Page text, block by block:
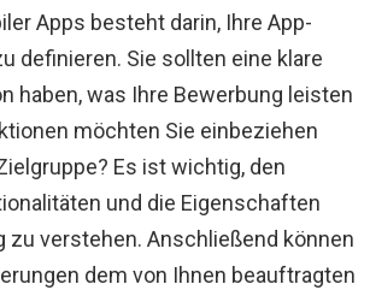
Apps besteht darin, Ihre App-
definieren. Sie sollten eine klare
haben, was Ihre Bewerbung leisten
möchten Sie einbeziehen
Es ist wichtig, den
und die Eigenschaften
zu verstehen. Anschließend können
dem von Ihnen beauftragten